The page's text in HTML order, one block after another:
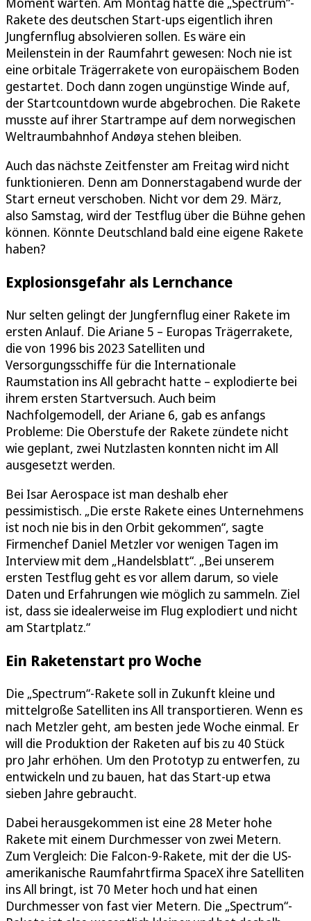
Rakete des deutschen Start-ups eigentlich ihren
Jungfernflug absolvieren sollen. Es wäre ein
Meilenstein in der Raumfahrt gewesen: Noch nie ist
eine orbitale Trägerrakete von europäischem Boden
gestartet. Doch dann zogen ungünstige Winde auf,
der Startcountdown wurde abgebrochen. Die Rakete
musste auf ihrer Startrampe auf dem norwegischen
Weltraumbahnhof Andøya stehen bleiben.
Auch das nächste Zeitfenster am Freitag wird nicht
funktionieren. Denn am Donnerstagabend wurde der
Start erneut verschoben. Nicht vor dem 29. März,
also Samstag, wird der Testflug über die Bühne gehen
können. Könnte Deutschland bald eine eigene Rakete
haben?
Explosionsgefahr als Lernchance
Nur selten gelingt der Jungfernflug einer Rakete im
ersten Anlauf. Die Ariane 5 – Europas Trägerrakete,
die von 1996 bis 2023 Satelliten und
Versorgungsschiffe für die Internationale
Raumstation ins All gebracht hatte – explodierte bei
ihrem ersten Startversuch. Auch beim
Nachfolgemodell, der Ariane 6, gab es anfangs
Probleme: Die Oberstufe der Rakete zündete nicht
wie geplant, zwei Nutzlasten konnten nicht im All
ausgesetzt werden.
Bei Isar Aerospace ist man deshalb eher
pessimistisch. „Die erste Rakete eines Unternehmens
ist noch nie bis in den Orbit gekommen“, sagte
Firmenchef Daniel Metzler vor wenigen Tagen im
Interview mit dem „Handelsblatt“. „Bei unserem
ersten Testflug geht es vor allem darum, so viele
Daten und Erfahrungen wie möglich zu sammeln. Ziel
ist, dass sie idealerweise im Flug explodiert und nicht
am Startplatz.“
Ein Raketenstart pro Woche
Die „Spectrum“-Rakete soll in Zukunft kleine und
mittelgroße Satelliten ins All transportieren. Wenn es
nach Metzler geht, am besten jede Woche einmal. Er
will die Produktion der Raketen auf bis zu 40 Stück
pro Jahr erhöhen. Um den Prototyp zu entwerfen, zu
entwickeln und zu bauen, hat das Start-up etwa
sieben Jahre gebraucht.
Dabei herausgekommen ist eine 28 Meter hohe
Rakete mit einem Durchmesser von zwei Metern.
Zum Vergleich: Die Falcon-9-Rakete, mit der die US-
amerikanische Raumfahrtfirma SpaceX ihre Satelliten
ins All bringt, ist 70 Meter hoch und hat einen
Durchmesser von fast vier Metern. Die „Spectrum“-